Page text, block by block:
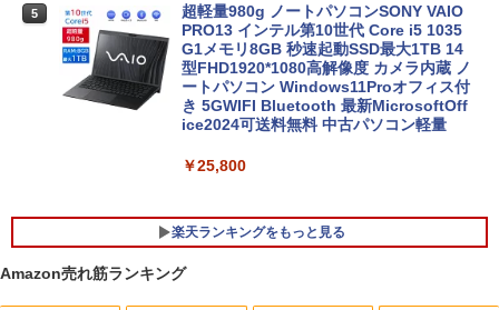
5
超軽量980g ノートパソコンSONY VAIO
PRO13 インテル第10世代 Core i5 1035
G1メモリ8GB 秒速起動SSD最大1TB 14
型FHD1920*1080高解像度 カメラ内蔵 ノ
ートパソコン Windows11Proオフィス付
き 5GWIFI Bluetooth 最新MicrosoftOff
ice2024可送料無料 中古パソコン軽量
￥25,800
楽天ランキングをもっと見る
Amazon売れ筋ランキング